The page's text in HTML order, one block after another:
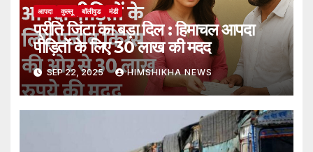
आपदा कुल्लू बॉलीवुड मंडी
प्रीति जिंटा का बड़ा दिल : हिमाचल आपदा
पीड़ितों के लिए 30 लाख की मदद
SEP 22, 2025 HIMSHIKHA NEWS